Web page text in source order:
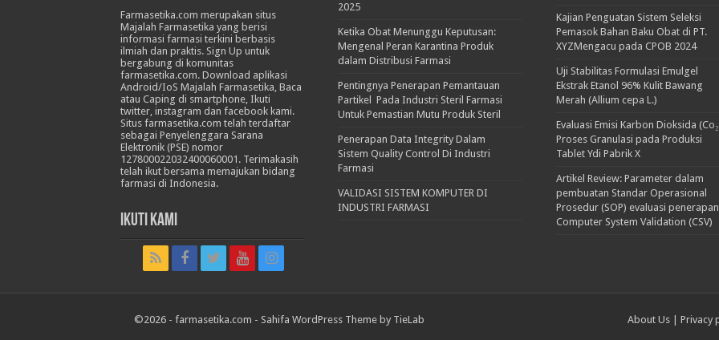
Farmasetika.com merupakan situs
Majalah Farmasetika yang berisi
informasi farmasi terkini berbasis
ilmiah dan praktis. Sign Up untuk
bergabung di komunitas
farmasetika.com. Download aplikasi
Android/IoS Majalah Farmasetika, Baca
atau Caping di smartphone, Ikuti
twitter, instagram dan facebook kami.
Situs farmasetika.com telah terdaftar
sebagai Penyelenggara Sarana
Elektronik (PSE) nomor
127800022032400060001. Terimakasih
telah ikut bersama memajukan bidang
farmasi di Indonesia.
Ikuti Kami
2025
Ketika Obat Menunggu Keputusan:
Mengenal Peran Karantina Produk
dalam Distribusi Farmasi
Pentingnya Penerapan Pemantauan
Partikel Pada Industri Steril Farmasi
Untuk Pemastian Mutu Produk Steril
Penerapan Data Integrity Dalam
Sistem Quality Control Di Industri
Farmasi
VALIDASI SISTEM KOMPUTER DI
INDUSTRI FARMASI
Kajian Penguatan Sistem Seleksi
Pemasok Bahan Baku Obat di PT.
XYZMengacu pada CPOB 2024
Uji Stabilitas Formulasi Emulgel
Ekstrak Etanol 96% Kulit Bawang
Merah (Allium cepa L.)
Evaluasi Emisi Karbon Dioksida
Proses Granulasi pada Produksi
Tablet Ydi Pabrik X
Artikel Review: Parameter dalam
pembuatan Standar Operasional
Prosedur (SOP) evaluasi penerapan
Computer System Validation (CSV)
About Us Privacy
©2026 - farmasetika.com - Sahifa WordPress Theme by TieLab